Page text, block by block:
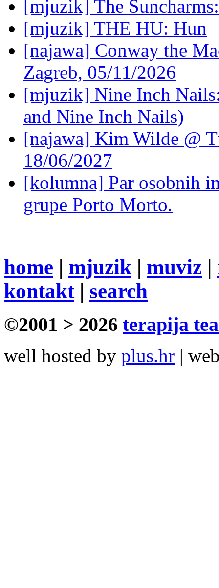
[mjuzik] The
[mjuzik] THE HU: Hun
[najawa] Conway the
Zagreb, 05/11/2026
[mjuzik] Nine Inch
and Nine Inch Nails)
[najawa] Kim Wilde @
18/06/2027
[kolumna] Par osobnih
grupe Porto Morto.
home | mjuzik | muviz |
kontakt| search
©2001 > 2026 terapija
well hosted by plus.hr |